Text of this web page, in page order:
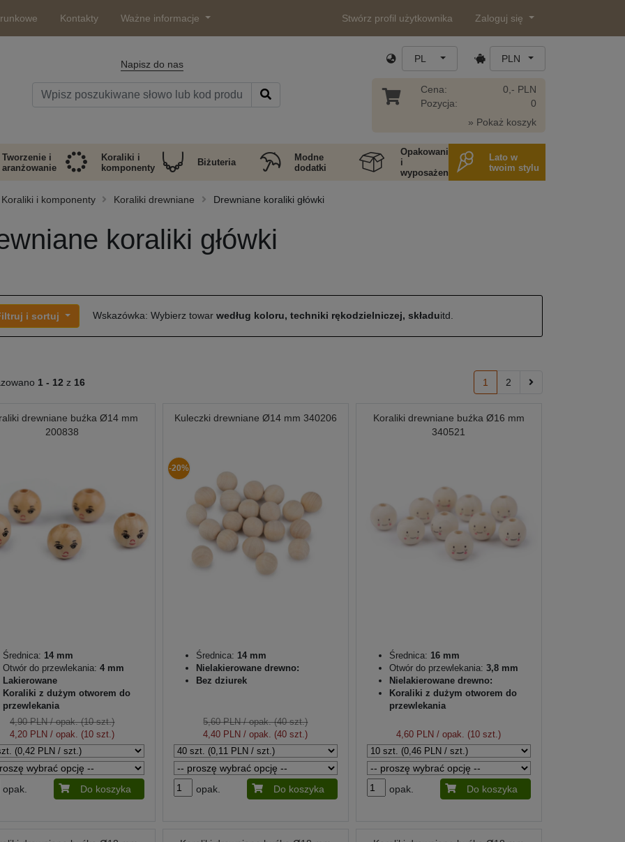
Kontakty Ważne informacje Stwórz profil użytkownika Zaloguj się
Napisz do nas PL PLN
Cena:
Pozycja:
0,- PLN
0
» Pokaż koszyk
Tworzenie i
aranżowanie
Koraliki i
komponenty
Biżuteria
Modne
dodatki
Opakowania
i
wyposażenie
Lato w
twoim stylu
Koraliki i komponenty Koraliki drewniane Drewniane koraliki główki
koraliki główki
i sortuj Wskazówka: Wybierz towar według koloru, techniki rękodzielniczej, składuitd.
1 - 12 z 16 1 2
drewniane buźka Ø14 mm
200838
Średnica: 14 mm
Otwór do przewlekania: 4 mm
Lakierowane
Koraliki z dużym otworem do
przewlekania
4,90 PLN/ opak. (10 szt.)
4,20 PLN / opak. (10 szt.)
opak. Do koszyka
Kuleczki drewniane Ø14 mm 340206
-20%
Średnica: 14 mm
Nielakierowane drewno:
Bez dziurek
5,60 PLN/ opak. (40 szt.)
4,40 PLN / opak. (40 szt.)
opak. Do koszyka
Koraliki drewniane buźka Ø16 mm
340521
Średnica: 16 mm
Otwór do przewlekania: 3,8 mm
Nielakierowane drewno:
Koraliki z dużym otworem do
przewlekania
4,60 PLN / opak. (10 szt.)
opak. Do koszyka